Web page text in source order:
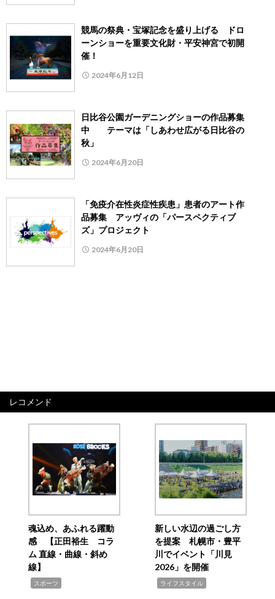
競馬の祭典・宝塚記念を盛り上げる ドロ
ーンショーを重要文化財・平安神宮で初開
催！
2024年6月12日
日比谷公園ガーデニングショーの作品募集
中 テーマは「しあわせ広がる日比谷の
秋」
2024年6月20日
「免疫介在性炎症性疾患」患者のアート作
品募集 アッヴィの「パースペクティブ
ズ」プロジェクト
2024年6月20日
レコメンド
魂込め、あふれる躍動
感 【正田裕生 コラ
ム 直線・曲線・斜め
線】
スポーツ
新しい水辺の過ごし方
を提案 札幌市・豊平
川でイベント「川見
2026」を開催
ライフスタイル